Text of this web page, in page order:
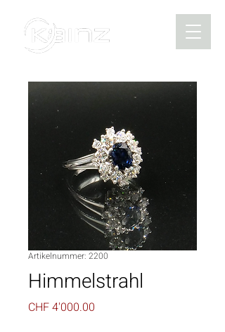
Artikelnummer: 2200
Himmelstrahl
CHF 4'000.00